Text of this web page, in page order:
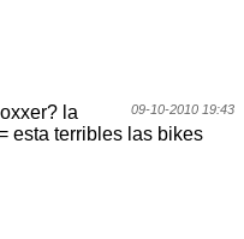
09-10-2010 19:43
la
esta terribles las bikes